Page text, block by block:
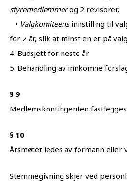
styremedlemmerog 2 revisorer.
• Valgkomiteensinnstilling til
for 2 år, slik at minst en er på
4. Budsjett for neste år
5. Behandling av innkomne
§ 9
Medlemskontingenten
§ 10
Årsmøtet ledes av formann eller
Stemmegivning skjer ved